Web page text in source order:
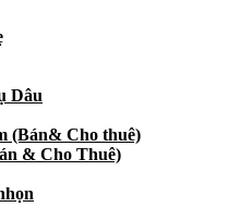
Dâu
(Bán& Cho thuê)
& Cho Thuê)